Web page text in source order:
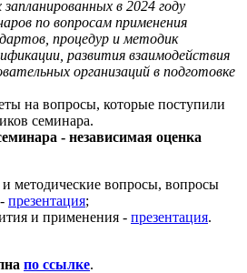
в 2024 году
по вопросам применения
процедур и методик
развития взаимодействия
организаций в подготовке
на вопросы, которые поступили
семинара.
- независимая оценка
методические вопросы, вопросы
презентация;
и применения - презентация.
по ссылке.